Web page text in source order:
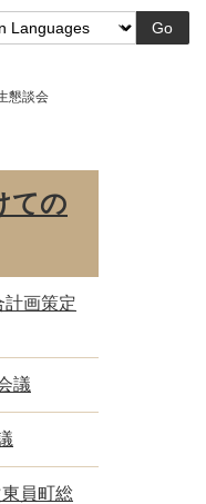
Go
懇談会
ての
計画策定
議
員町総